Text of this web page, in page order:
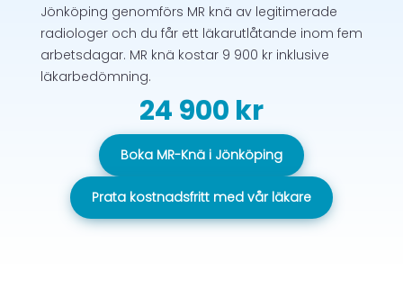
Jönköping genomförs MR knä av legitimerade
radiologer och du får ett läkarutlåtande inom fem
arbetsdagar. MR knä kostar 9 900 kr inklusive
läkarbedömning.
24 900 kr
Boka MR-Knä i Jönköping
Prata kostnadsfritt med vår läkare